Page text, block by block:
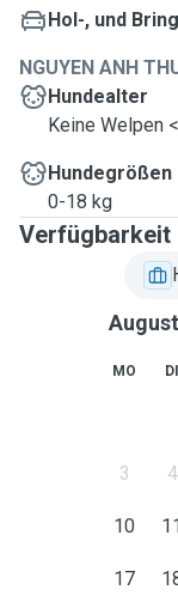
Hol-, und
NGUYEN ANH
Hundealter
Keine Welpen
Hundegrößen
0-18 kg
Verfügbarkeit
MO DI
3 4
10
17